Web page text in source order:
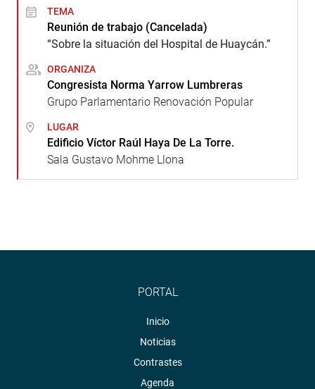
TEMA
Reunión de trabajo (Cancelada)
“Sobre la situación del Hospital de Huaycán.”
ORGANIZA
Congresista Norma Yarrow Lumbreras
Grupo Parlamentario Renovación Popular
LUGAR
Edificio Víctor Raúl Haya De La Torre.
Sala Gustavo Mohme Llona
PORTAL
Inicio
Noticias
Contrastes
Agenda